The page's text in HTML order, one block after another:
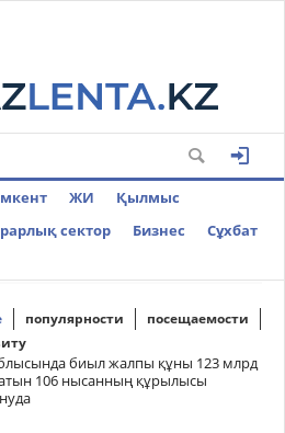
ЖИ
Қылмыс
сектор Бизнес
Cұхбат
популярности
посещаемости
биыл жалпы құны 123 млрд
106 нысанның құрылысы